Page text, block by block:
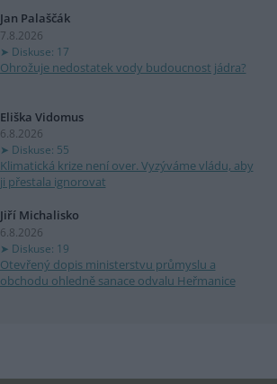
Jan Palaščák
7.8.2026
Diskuse: 17
Ohrožuje nedostatek vody budoucnost jádra?
Eliška Vidomus
6.8.2026
Diskuse: 55
Klimatická krize není over. Vyzýváme vládu, aby
ji přestala ignorovat
Jiří Michalisko
6.8.2026
Diskuse: 19
Otevřený dopis ministerstvu průmyslu a
obchodu ohledně sanace odvalu Heřmanice